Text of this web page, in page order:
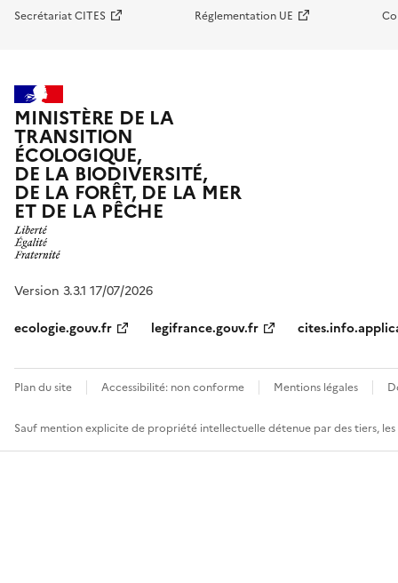
Secrétariat CITES Réglementation UE
MINISTÈRE DE LA
TRANSITION
ÉCOLOGIQUE,
DE LA BIODIVERSITÉ,
DE LA FORÊT, DE LA MER
ET DE LA PÊCHE
Version 3.3.1 17/07/2026
ecologie.gouv.fr
legifrance.gouv.fr
Plan du site Accessibilité: non conforme Mentions légales
Sauf mention explicite de propriété intellectuelle détenue par des tiers,